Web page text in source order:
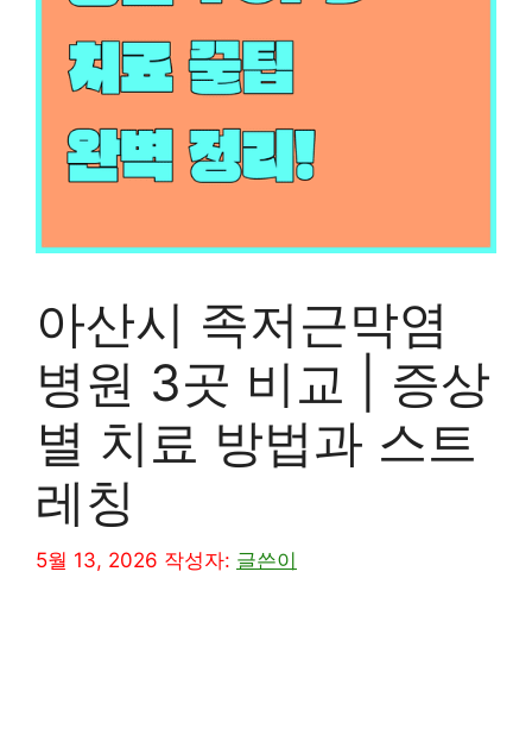
아산시 족저근막염
병원 3곳 비교 | 증상
별 치료 방법과 스트
레칭
5월 13, 2026 작성자: 글쓴이